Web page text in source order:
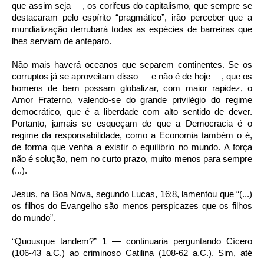
que assim seja —, os corifeus do capitalismo, que sempre se
destacaram pelo espírito “pragmático”, irão perceber que a
mundialização derrubará todas as espécies de barreiras que
lhes serviam de anteparo.
Não mais haverá oceanos que separem continentes. Se os
corruptos já se aproveitam disso — e não é de hoje —, que os
homens de bem possam globalizar, com maior rapidez, o
Amor Fraterno, valendo-se do grande privilégio do regime
democrático, que é a liberdade com alto sentido de dever.
Portanto, jamais se esqueçam de que a Democracia é o
regime da responsabilidade, como a Economia também o é,
de forma que venha a existir o equilíbrio no mundo. A força
não é solução, nem no curto prazo, muito menos para sempre
(...).
Jesus, na Boa Nova, segundo Lucas, 16:8, lamentou que “(...)
os filhos do Evangelho são menos perspicazes que os filhos
do mundo”.
“Quousque tandem?” 1 — continuaria perguntando Cícero
(106-43 a.C.) ao criminoso Catilina (108-62 a.C.). Sim, até